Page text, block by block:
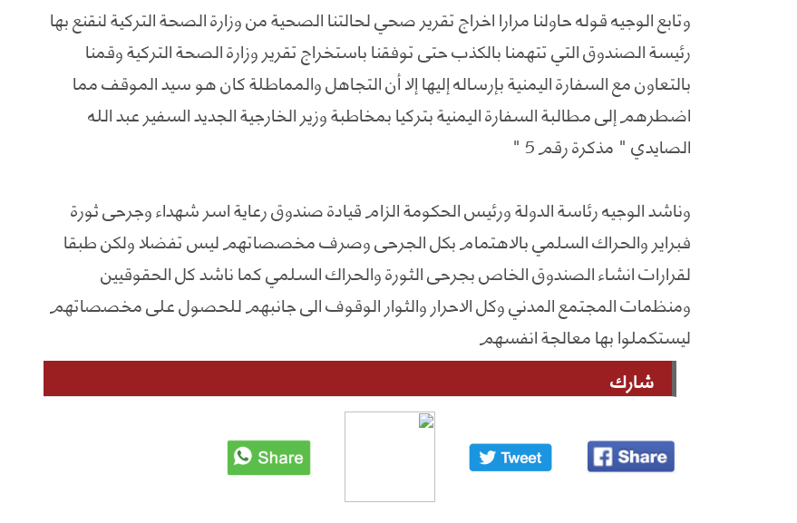
وتابع الوجيه قوله حاولنا مرارا اخراج تقرير صحي لحالتنا الصحية من وزارة الصحة التركية لنقنع بها
رئيسة الصندوق التي تتهمنا بالكذب حتى توفقنا باستخراج تقرير وزارة الصحة التركية وقمنا
بالتعاون مع السفارة اليمنية بإرساله إليها إلا أن التجاهل والمماطلة كان هو سيد الموقف مما
اضطرهم إلى مطالبة السفارة اليمنية بتركيا بمخاطبة وزير الخارجية الجديد السفير عبد الله
الصايدي " مذكرة رقم 5 "
وناشد الوجيه رئاسة الدولة ورئيس الحكومة الزام قيادة صندوق رعاية اسر شهداء وجرحى ثورة
فبراير والحراك السلمي بالاهتمام بكل الجرحى وصرف مخصصاتهم ليس تفضلا ولكن طبقا
لقرارات انشاء الصندوق الخاص بجرحى الثورة والحراك السلمي كما ناشد كل الحقوقيين
ومنظمات المجتمع المدني وكل الاحرار والثوار الوقوف الى جانبهم للحصول على مخصصاتهم
ليستكملوا بها معالجة انفسهم
شارك